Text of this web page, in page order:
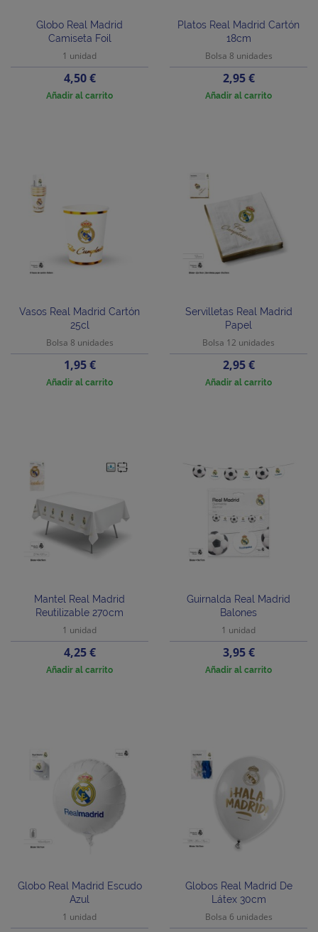
Globo Real Madrid
Camiseta Foil
1 unidad
Precio
4,50 €
Añadir al carrito
Platos Real Madrid Cartón
18cm
Bolsa 8 unidades
Precio
2,95 €
Añadir al carrito
Vasos Real Madrid Cartón
25cl
Bolsa 8 unidades
Precio
1,95 €
Añadir al carrito
Servilletas Real Madrid
Papel
Bolsa 12 unidades
Precio
2,95 €
Añadir al carrito
Mantel Real Madrid
Reutilizable 270cm
1 unidad
Precio
4,25 €
Añadir al carrito
Guirnalda Real Madrid
Balones
1 unidad
Precio
3,95 €
Añadir al carrito
Globo Real Madrid Escudo
Azul
1 unidad
Globos Real Madrid De
Látex 30cm
Bolsa 6 unidades